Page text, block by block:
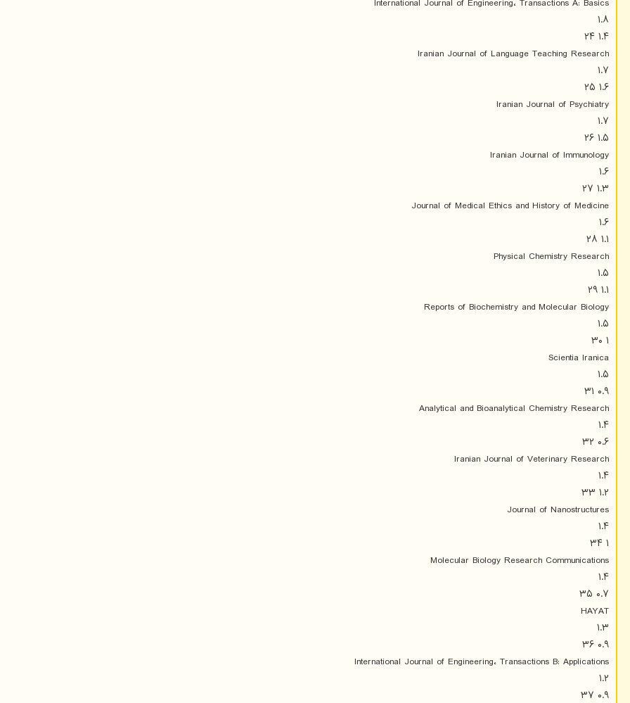
International Journal of Engineering، Transactions A: Basics
۱.۸
۱.۴ ۲۴
Iranian Journal of Language Teaching Research
۱.۷
۱.۶ ۲۵
Iranian Journal of Psychiatry
۱.۷
۱.۵ ۲۶
Iranian Journal of Immunology
۱.۶
۱.۳ ۲۷
Journal of Medical Ethics and History of Medicine
۱.۶
۱.۱ ۲۸
Physical Chemistry Research
۱.۵
۱.۱ ۲۹
Reports of Biochemistry and Molecular Biology
۱.۵
۱ ۳۰
Scientia Iranica
۱.۵
۰.۹ ۳۱
Analytical and Bioanalytical Chemistry Research
۱.۴
۰.۶ ۳۲
Iranian Journal of Veterinary Research
۱.۴
۱.۲ ۳۳
Journal of Nanostructures
۱.۴
۱ ۳۴
Molecular Biology Research Communications
۱.۴
۰.۷ ۳۵
HAYAT
۱.۳
۰.۹ ۳۶
International Journal of Engineering، Transactions B: Applications
۱.۲
۰.۹ ۳۷